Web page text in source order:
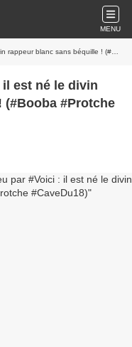
MENU
béquille ! (#Booba #Protche #CaveDu18)
il est né le divin
#Protche